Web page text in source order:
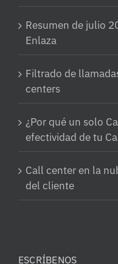
Resumen de julio
Enlaza
Filtrado de
centers
¿Por qué un solo
efectividad de tu
Call center en la
del cliente
ESCRÍBENOS